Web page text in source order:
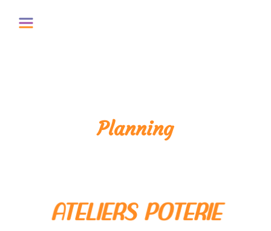
Planning
ATELIERS POTERIE